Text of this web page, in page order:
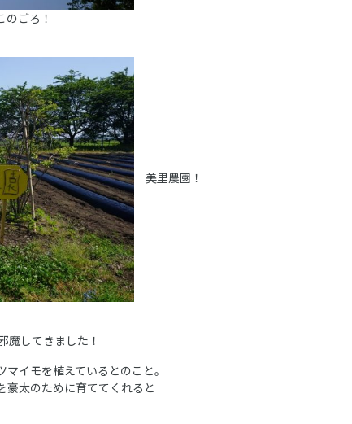
ごろ！
美里農園！
魔してきました！
イモを植えているとのこと。
豪太のために育ててくれると